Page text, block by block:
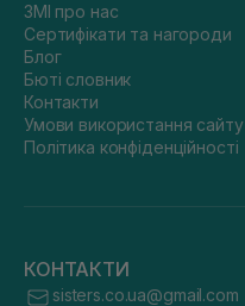
ЗМІ про нас
Сертифікати та нагороди
Блог
Бюті словник
Контакти
Умови використання сайту
Політика конфіденційності
КОНТАКТИ
sisters.co.ua@gmail.com